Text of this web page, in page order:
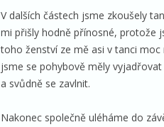
V dalších částech jsme zkoušely
mi přišly hodně přínosné, protože
toho ženství ze mě asi v tanci
jsme se pohybově měly
a svůdně se zavlnit.
Nakonec společně uléháme do